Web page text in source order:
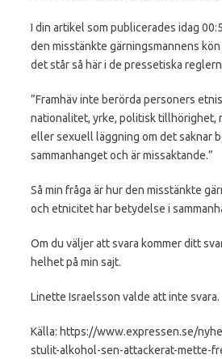
I din artikel som publicerades idag
den misstänkte gärningsmannens
det står så här i de pressetiska
”Framhäv inte berörda personers
nationalitet, yrke, politisk tillhörighet,
eller sexuell läggning om det saknar
sammanhanget och är missaktande.”
Så min fråga är hur den misstänkte
och etnicitet har betydelse i
Om du väljer att svara kommer ditt
helhet på min sajt.
Linette Israelsson valde att inte svara.
Källa: https://www.expressen.se/
stulit-alkohol-sen-attackerat-mette-